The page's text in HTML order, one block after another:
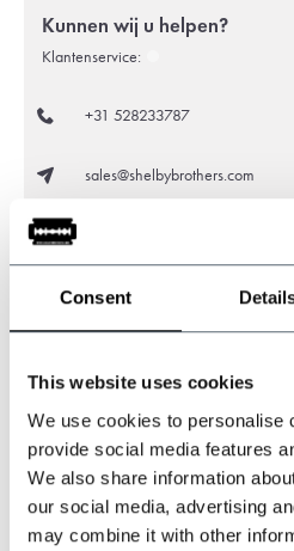
Consent
This website uses cookies
We use cookies to personalise
provide social media features
We also share information
our social media, advertising
may combine it with other
Kunnen wij u helpen?
Klantenservice:
+31 528233787
sales@shelbybrothers.com
509customers give us a 9.3
Deel dit product
Reviews